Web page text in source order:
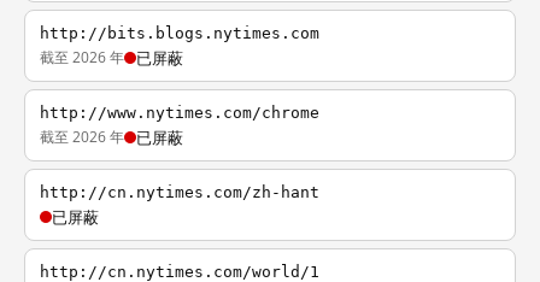
http://bits.blogs.nytimes.com
截至 2026 年 已屏蔽
http://www.nytimes.com/chrome
截至 2026 年 已屏蔽
http://cn.nytimes.com/zh-hant
已屏蔽
http://cn.nytimes.com/world/1